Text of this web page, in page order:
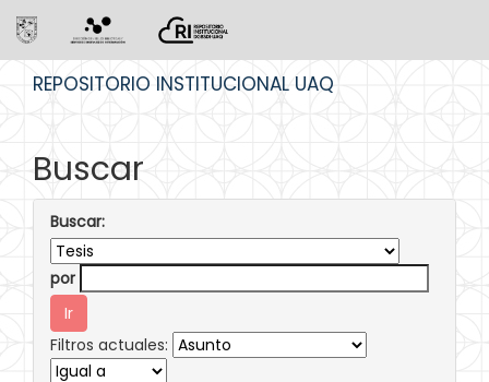
REPOSITORIO INSTITUCIONAL UAQ
Buscar
Buscar:
por
Filtros actuales: